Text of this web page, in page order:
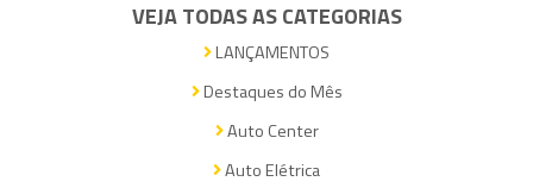
VEJA TODAS AS CATEGORIAS
LANÇAMENTOS
Destaques do Mês
Auto Center
Auto Elétrica